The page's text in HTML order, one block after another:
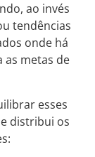
ao invés
tendências
onde há
as metas de
esses
distribui os